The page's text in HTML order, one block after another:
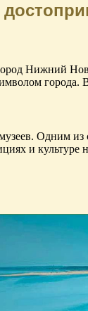
Нижний
Одним
и